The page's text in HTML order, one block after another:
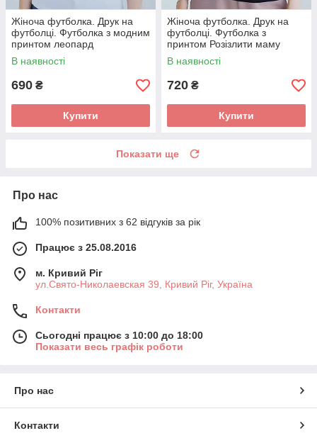
Жіноча футболка. Друк на
футболці. Футболка з модним
принтом леопард
В наявності
690 ₴
Купити
Жіноча футболка. Друк на
футболці. Футболка з
принтом Розізлити маму
може кожен
В наявності
720 ₴
Купити
Показати ще
Про нас
100% позитивних з 62 відгуків за рік
Працює з 25.08.2016
м. Кривий Ріг
ул.Свято-Николаевская 39, Кривий Ріг, Україна
Контакти
Сьогодні працює з 10:00 до 18:00
Показати весь графік роботи
Про нас
Контакти